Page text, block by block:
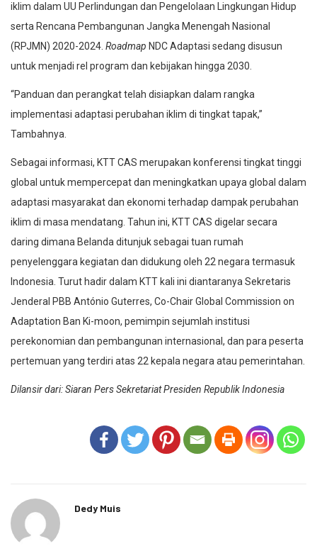
iklim dalam UU Perlindungan dan Pengelolaan Lingkungan Hidup
serta Rencana Pembangunan Jangka Menengah Nasional
(RPJMN) 2020-2024. Roadmap NDC Adaptasi sedang disusun
untuk menjadi rel program dan kebijakan hingga 2030.
“Panduan dan perangkat telah disiapkan dalam rangka
implementasi adaptasi perubahan iklim di tingkat tapak,”
Tambahnya.
Sebagai informasi, KTT CAS merupakan konferensi tingkat tinggi
global untuk mempercepat dan meningkatkan upaya global dalam
adaptasi masyarakat dan ekonomi terhadap dampak perubahan
iklim di masa mendatang. Tahun ini, KTT CAS digelar secara
daring dimana Belanda ditunjuk sebagai tuan rumah
penyelenggara kegiatan dan didukung oleh 22 negara termasuk
Indonesia. Turut hadir dalam KTT kali ini diantaranya Sekretaris
Jenderal PBB António Guterres, Co-Chair Global Commission on
Adaptation Ban Ki-moon, pemimpin sejumlah institusi
perekonomian dan pembangunan internasional, dan para peserta
pertemuan yang terdiri atas 22 kepala negara atau pemerintahan.
Dilansir dari: Siaran Pers Sekretariat Presiden Republik Indonesia
Dedy Muis